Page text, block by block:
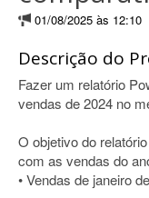
01/08/2025 às 12:10
Descrição do
Fazer um relatório
vendas de 2024 no
O objetivo do
com as vendas do
• Vendas de janeiro